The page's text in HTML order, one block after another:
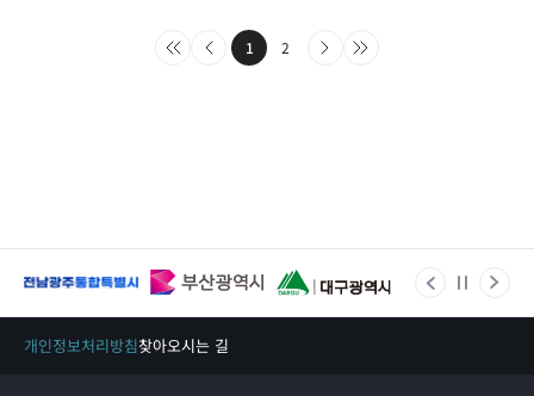
1 2
개인정보처리방침찾아오시는 길